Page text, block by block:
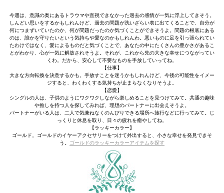
今週は、意識の奥にあるトラウマや直視できなかった過去の感情が一気に浮上してきそう。
しんどい思いをするかもしれんけど、過去の問題が洗いざらい表に出てくることで、自分が
何につまずいていたのか、何が問題だったのか気づくことができそうよ。問題の根底にある
のは、誰かを守りたいという気持ちや愛なのかもしれんわ。悪いものに足を引っ張られてい
たわけではなく、愛によるものだと気づくことで、あなたの中にたくさんの豊かさがあるこ
とがわかり、心が一気に解放されそうよ。それが、これから先の大きな幸せにつながってい
くわ。だから、安心して不要なものを手放していってね。
【仕事】
大きな方向転換を決意するかも。手放すことを迷うかもしれんけど、今後の可能性をイメー
ジすると、わくわくする気持ちが止まらなくなりそうよ。
【恋愛】
シングルの人は、子供のようにワクワクしながら楽しめることを見つけてみて。共通の趣味
や推しを持つ人を探してみれば、理想のパートナーに出会えそうよ。
パートナーがいる人は、二人で気兼ねなくのんびりできる場所へ旅行などに行ってみて。じ
っくりと休息を取り、日々の疲れを癒やしてね。
【ラッキーカラー】
ゴールド。ゴールドのイヤーアクセサリーをつけて外出すると、小さな幸せを発見できそ
う。 ゴールドのラッキーカラーアイテムを探す